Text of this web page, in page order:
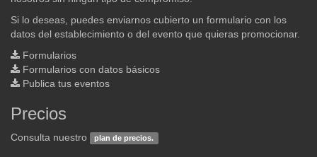
Si lo deseas, puedes enviarnos cubierto un formulario con los
datos del establecimiento o del evento que quieras promocionar.
Formularios
Formularios con datos básicos
Publica tus eventos
Precios
Consulta nuestro plan de precios.